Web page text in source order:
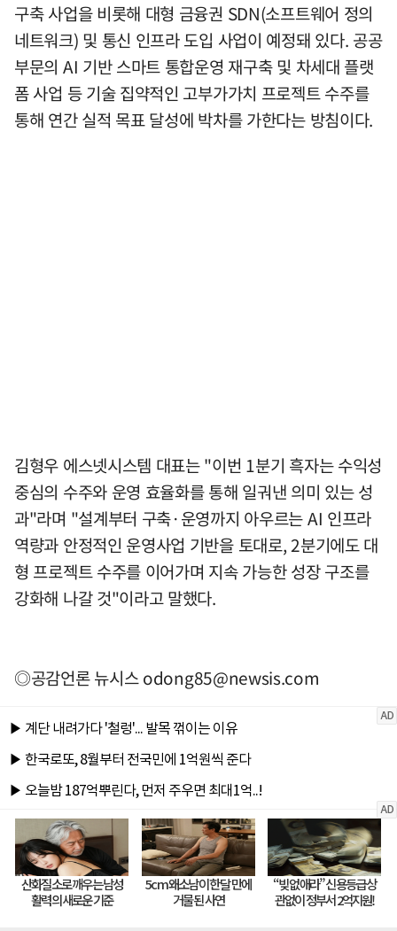
구축 사업을 비롯해 대형 금융권 SDN(소프트웨어 정의
네트워크) 및 통신 인프라 도입 사업이 예정돼 있다. 공공
부문의 AI 기반 스마트 통합운영 재구축 및 차세대 플랫
폼 사업 등 기술 집약적인 고부가가치 프로젝트 수주를
통해 연간 실적 목표 달성에 박차를 가한다는 방침이다.
김형우 에스넷시스템 대표는 "이번 1분기 흑자는 수익성
중심의 수주와 운영 효율화를 통해 일궈낸 의미 있는 성
과"라며 "설계부터 구축·운영까지 아우르는 AI 인프라
역량과 안정적인 운영사업 기반을 토대로, 2분기에도 대
형 프로젝트 수주를 이어가며 지속 가능한 성장 구조를
강화해 나갈 것"이라고 말했다.
◎공감언론 뉴시스odong85@newsis.com